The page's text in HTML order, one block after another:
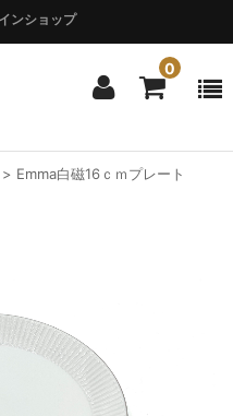
ンショップ
0
> Emma白磁16ｃｍプレート